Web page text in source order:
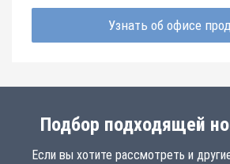
Узнать об офисе
Подбор подходящей
Если вы хотите рассмотреть и